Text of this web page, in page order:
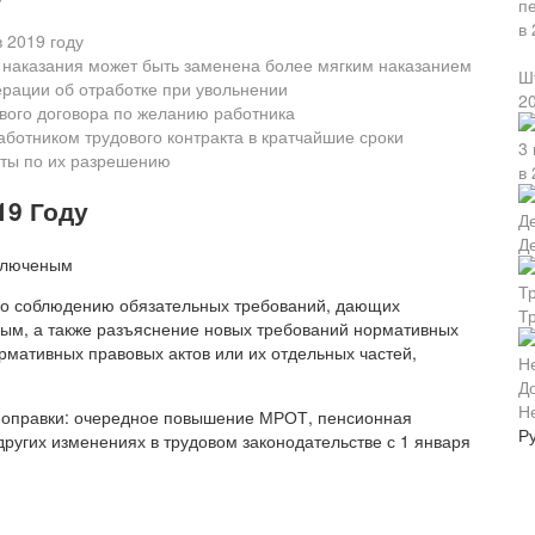
году
может быть заменена более мягким наказанием
об отработке при увольнении
договора по желанию работника
трудового контракта в кратчайшие сроки
по их разрешению
Году
соблюдению обязательных требований, дающих
а также разъяснение новых требований нормативных
правовых актов или их отдельных частей,
очередное повышение МРОТ, пенсионная
изменениях в трудовом законодательстве с 1 января
в